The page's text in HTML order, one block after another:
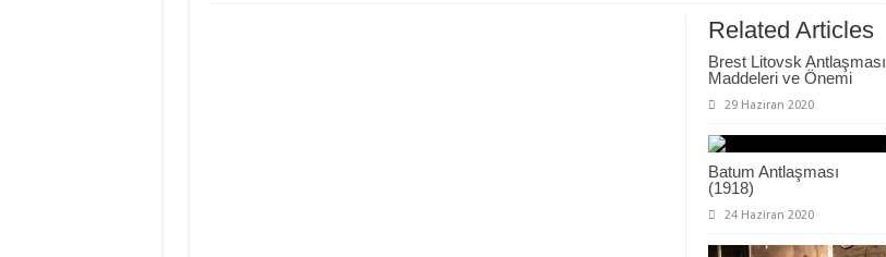
Related Articles
Brest Litovsk Antlaşması
Maddeleri ve Önemi
29 Haziran 2020
Batum Antlaşması
(1918)
24 Haziran 2020